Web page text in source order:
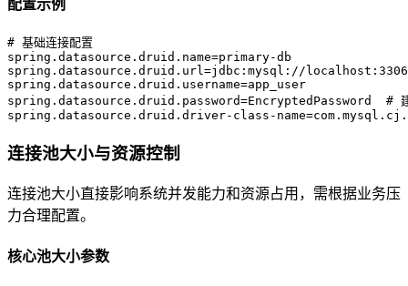
配置示例
# 基础连接配置
spring.datasource.druid.name=primary-db
spring.datasource.druid.url=jdbc:mysql://localhost:3306/
spring.datasource.druid.username=app_user
spring.datasource.druid.password=EncryptedPassword  #
spring.datasource.druid.driver-class-name=
连接池大小与资源控制
连接池大小直接影响系统并发能力和资源占用，需根据业务压
力合理配置。
核心池大小参数